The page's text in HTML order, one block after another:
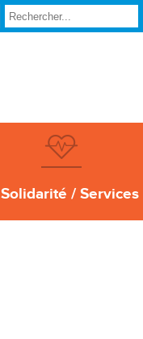
Solidarité / Services